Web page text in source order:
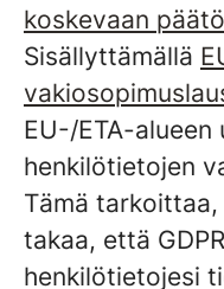
koskevaan
Sisällyttämällä
EU-/ETA-alueen
henkilötietojen
Tämä
takaa, että
henkilötietojesi